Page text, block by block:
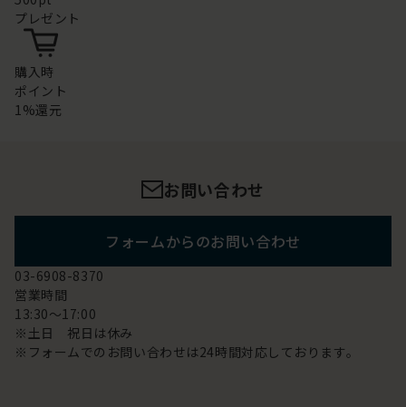
プレゼント
購入時
ポイント
1%還元
お問い合わせ
フォームからのお問い合わせ
03-6908-8370
営業時間
13:30～17:00
※土日 祝日は休み
※フォームでのお問い合わせは24時間対応しております。